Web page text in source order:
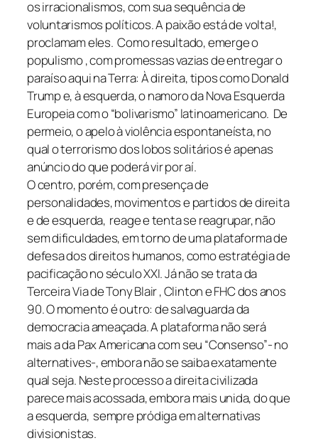
os irracionalismos, com sua sequência de
voluntarismos políticos. A paixão está de volta!,
proclamam eles. Como resultado, emerge o
populismo , com promessas vazias de entregar o
paraíso aqui na Terra: À direita, tipos como Donald
Trump e, à esquerda, o namoro da Nova Esquerda
Europeia com o “bolivarismo” latinoamericano. De
permeio, o apelo à violência espontaneísta, no
qual o terrorismo dos lobos solitários é apenas
anúncio do que poderá vir por aí.
O centro, porém, com presença de
personalidades, movimentos e partidos de direita
e de esquerda, reage e tenta se reagrupar, não
sem dificuldades, em torno de uma plataforma de
defesa dos direitos humanos, como estratégia de
pacificação no século XXI. Já não se trata da
Terceira Via de Tony Blair , Clinton e FHC dos anos
90. O momento é outro: de salvaguarda da
democracia ameaçada. A plataforma não será
mais a da Pax Americana com seu “Consenso”- no
alternatives-, embora não se saiba exatamente
qual seja. Neste processo a direita civilizada
parece mais acossada, embora mais unida, do que
a esquerda, sempre pródiga em alternativas
divisionistas.